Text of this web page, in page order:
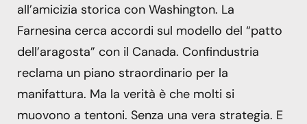
all’amicizia storica con Washington. La
Farnesina cerca accordi sul modello del “patto
dell’aragosta” con il Canada. Confindustria
reclama un piano straordinario per la
manifattura. Ma la verità è che molti si
muovono a tentoni. Senza una vera strategia. E